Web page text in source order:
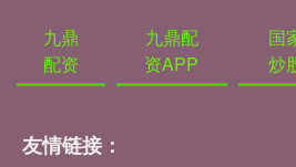
九鼎
配资
九鼎配
资APP
国
炒
友情链接：